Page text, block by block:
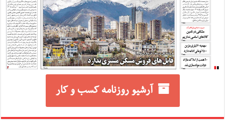
آرشیو روزنامه کسب و کار